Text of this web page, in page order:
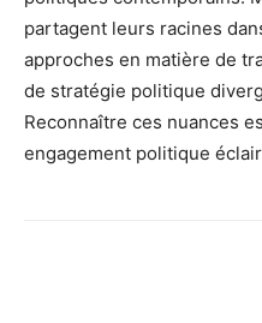
partagent leurs racines
approches en matière de
de stratégie politique
Reconnaître ces nuances
engagement politique